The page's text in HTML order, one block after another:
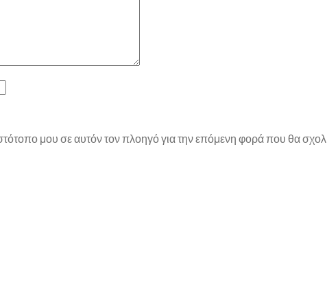
μου σε αυτόν τον πλοηγό για την επόμενη φορά που θα